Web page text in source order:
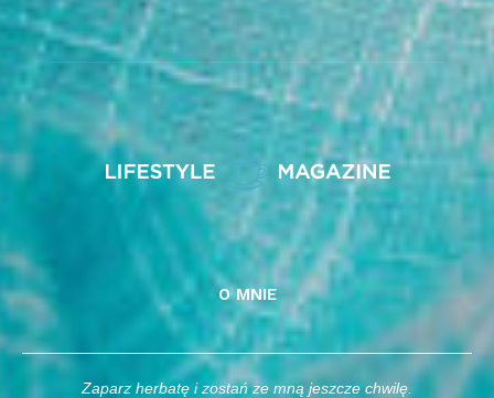
O MNIE
Zaparz herbatę i zostań ze mną jeszcze chwilę.